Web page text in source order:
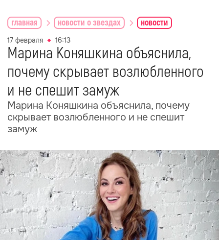
главная новости о звездах новости
17 февраля 16:13
Марина Коняшкина объяснила,
почему скрывает возлюбленного
и не спешит замуж
Марина Коняшкина объяснила, почему
скрывает возлюбленного и не спешит
замуж